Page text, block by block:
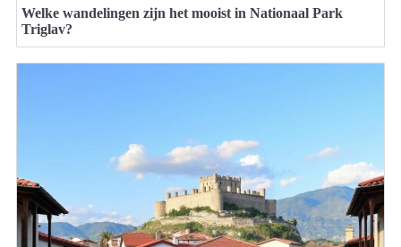
Welke wandelingen zijn het mooist in Nationaal Park
Triglav?